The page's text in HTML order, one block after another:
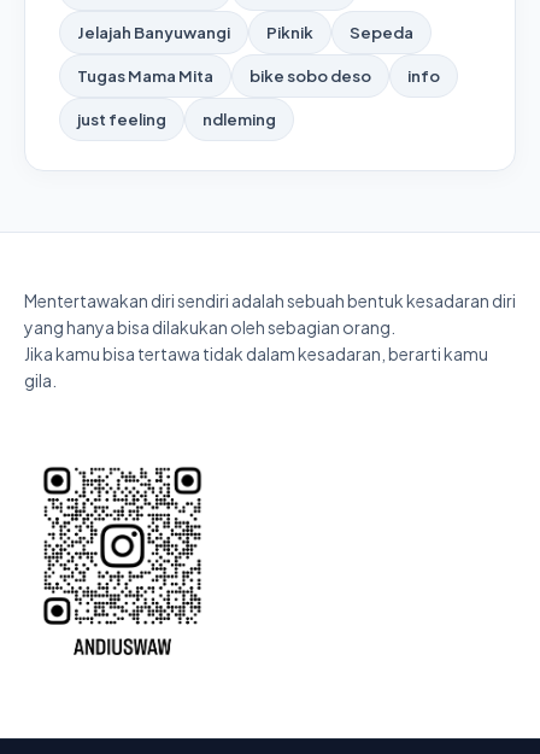
Jelajah Banyuwangi Piknik Sepeda
Tugas Mama Mita bike sobo deso info
just feeling ndleming
Mentertawakan diri sendiri adalah sebuah bentuk kesadaran diri
yang hanya bisa dilakukan oleh sebagian orang.
Jika kamu bisa tertawa tidak dalam kesadaran, berarti kamu
gila.